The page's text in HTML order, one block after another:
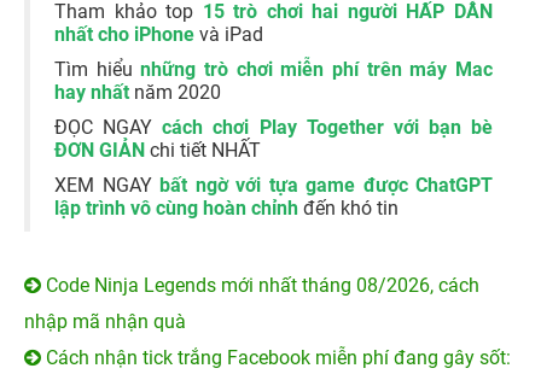
Tham khảo top 15 trò chơi hai người HẤP DẪN
nhất cho iPhone và iPad
Tìm hiểunhững trò chơi miễn phí trên máy Mac
hay nhất năm 2020
ĐỌC NGAYcách chơi Play Together với bạn bè
ĐƠN GIẢN chi tiết NHẤT
XEM NGAY bất ngờ với tựa game được ChatGPT
lập trình vô cùng hoàn chỉnh đến khó tin
Code Ninja Legends mới nhất tháng 08/2026, cách
nhập mã nhận quà
Cách nhận tick trắng Facebook miễn phí đang gây sốt: